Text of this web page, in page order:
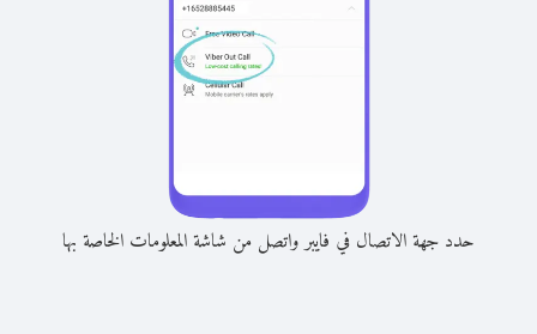
حدد جهة الاتصال في فايبر واتصل من شاشة المعلومات الخاصة بها